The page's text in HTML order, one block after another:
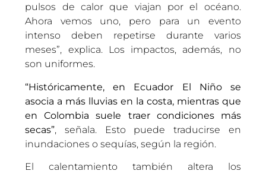
pulsos de calor que viajan por el océano.
Ahora vemos uno, pero para un evento
intenso deben repetirse durante varios
meses”, explica. Los impactos, además, no
son uniformes.
“Históricamente, en Ecuador El Niño se
asocia a más lluvias en la costa, mientras que
en Colombia suele traer condiciones más
secas”, señala. Esto puede traducirse en
inundaciones o sequías, según la región.
El calentamiento también altera los